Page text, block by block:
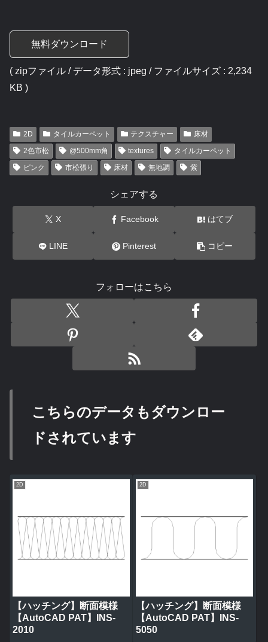
無料ダウンロード
( zipファイル / データ形式 : jpeg / ファイルサイズ : 2,234
KB )
2D タイルカーペット テクスチャー
床材
2色市松
@500mm角 textures
タイルカーペット
ピンク
市松張り 床材 無地調 紫
シェアする
X Facebook はてブ
LINE Pinterest コピー
フォローはこちら
こちらのデータもダウンロー
ドされています
2D
【ハッチング】断面模様
【AutoCAD PAT】INS-
2010
2D
【ハッチング】断面模様
【AutoCAD PAT】INS-
5050